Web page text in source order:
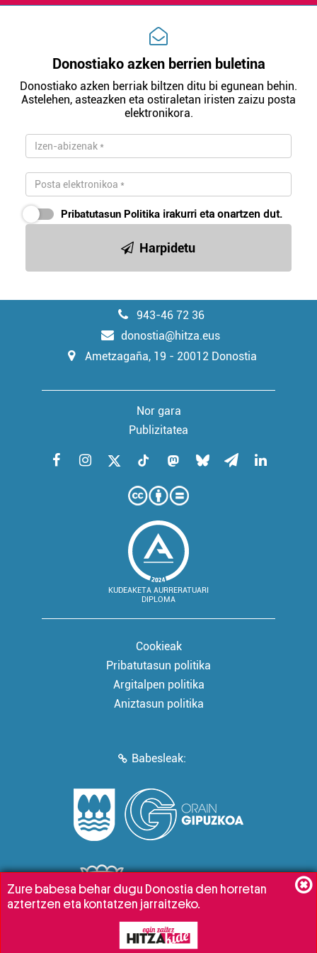
irakurri
Donostiako azken berrien buletina
Donostiako azken berriak biltzen ditu bi egunean behin.
Astelehen, asteazken eta ostiraletan iristen zaizu posta
elektronikora.
Pribatutasun Politika irakurri eta onartzen dut.
Harpidetu
943-46 72 36
donostia@hitza.eus
Ametzagaña, 19 - 20012 Donostia
Nor gara
Publizitatea
KUDEAKETA AURRERATUARI
DIPLOMA
Cookieak
Pribatutasun politika
Argitalpen politika
Aniztasun politika
Babesleak:
Zure babesa behar dugu Donostia den horretan
aztertzen eta kontatzen jarraitzeko.